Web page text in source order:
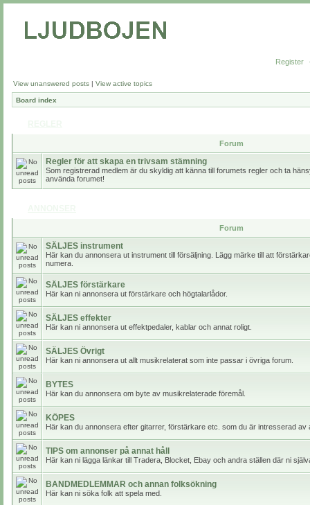
Register
View unanswered posts | View active topics
Board index
Forum
Regler för att skapa en trivsam stämning
Som registrerad medlem är du skyldig att känna till forumets regler och ta
använda forumet!
Forum
SÄLJES instrument
Här kan du annonsera ut instrument till försäljning. Lägg märke till att
numera.
SÄLJES förstärkare
Här kan ni annonsera ut förstärkare och högtalarlådor.
SÄLJES effekter
Här kan ni annonsera ut effektpedaler, kablar och annat roligt.
SÄLJES Övrigt
Här kan ni annonsera ut allt musikrelaterat som inte passar i övriga forum.
BYTES
Här kan du annonsera om byte av musikrelaterade föremål.
KÖPES
Här kan du annonsera efter gitarrer, förstärkare etc. som du är intresserad av
TIPS om annonser på annat håll
Här kan ni lägga länkar till Tradera, Blocket, Ebay och andra ställen där ni
BANDMEDLEMMAR och annan folksökning
Här kan ni söka folk att spela med.